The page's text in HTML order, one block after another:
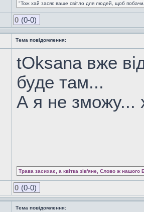
"Тож хай засяє ваше світло для людей, щоб
0 (0-0)
Тема повідомлення:
tOksana вже
буде там...
А я не зможу...
Трава засихає, а квітка зів'яне, Слово ж нашого
0 (0-0)
Тема повідомлення: